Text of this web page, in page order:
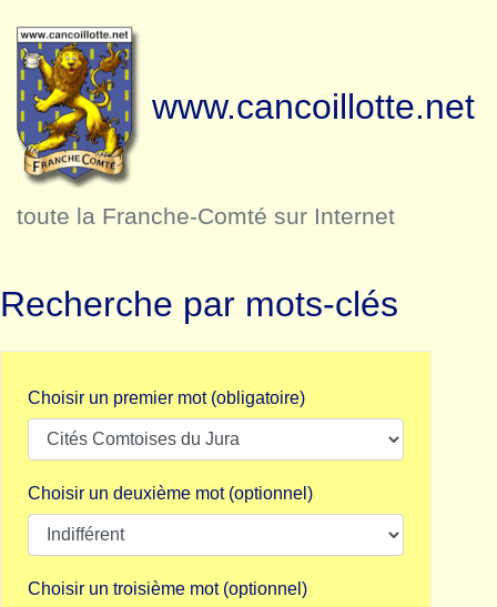
www.cancoillotte.net
toute la Franche-Comté sur Internet
Recherche par mots-clés
Choisir un premier mot (obligatoire)
Choisir un deuxième mot (optionnel)
Choisir un troisième mot (optionnel)